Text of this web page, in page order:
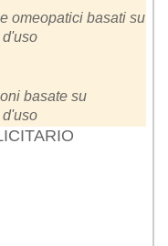
omeopatici basati su
basate su